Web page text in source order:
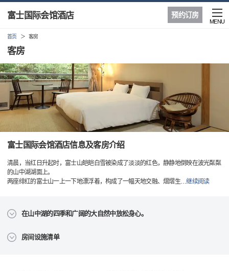
预约订房
富士国际会馆酒店
MENU
首页 客房
客房
富士国际会馆酒店信息及客房介绍
清晨，当红日升起时，富士山皑皑白雪被染成了淡淡的红色，静静地倒映在波光粼粼
的山中湖湖面上。
两座绯红的富士山一上一下地漂浮着，构成了一幅天地交融、熠熠生…继续阅读
在山中湖的四季和广阔的大自然中放松身心。
房间设施清单